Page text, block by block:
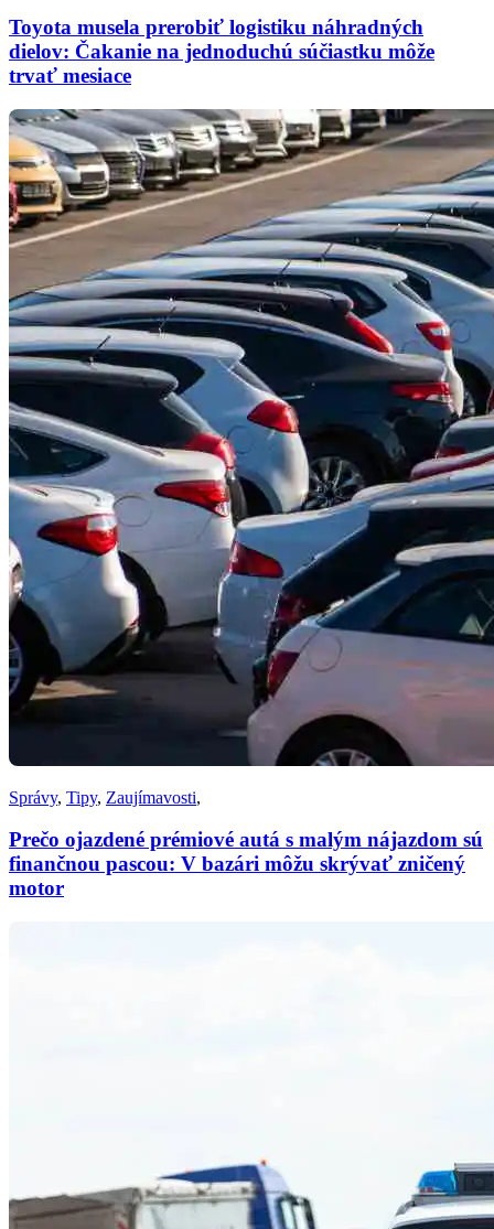
Toyota musela prerobiť logistiku náhradných
dielov: Čakanie na jednoduchú súčiastku môže
trvať mesiace
Správy, Tipy, Zaujímavosti,
Prečo ojazdené prémiové autá s malým nájazdom sú
finančnou pascou: V bazári môžu skrývať zničený
motor